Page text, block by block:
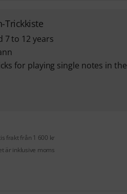
Trickkiste
7 to 12 years
for playing single notes in the
frakt från 1 600 kr
är inklusive moms